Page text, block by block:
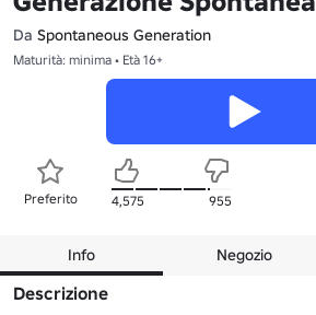
Da Spontaneous Generation
Maturità: minima • Età 16+
Preferito 4,575 955
Info Negozio
Descrizione